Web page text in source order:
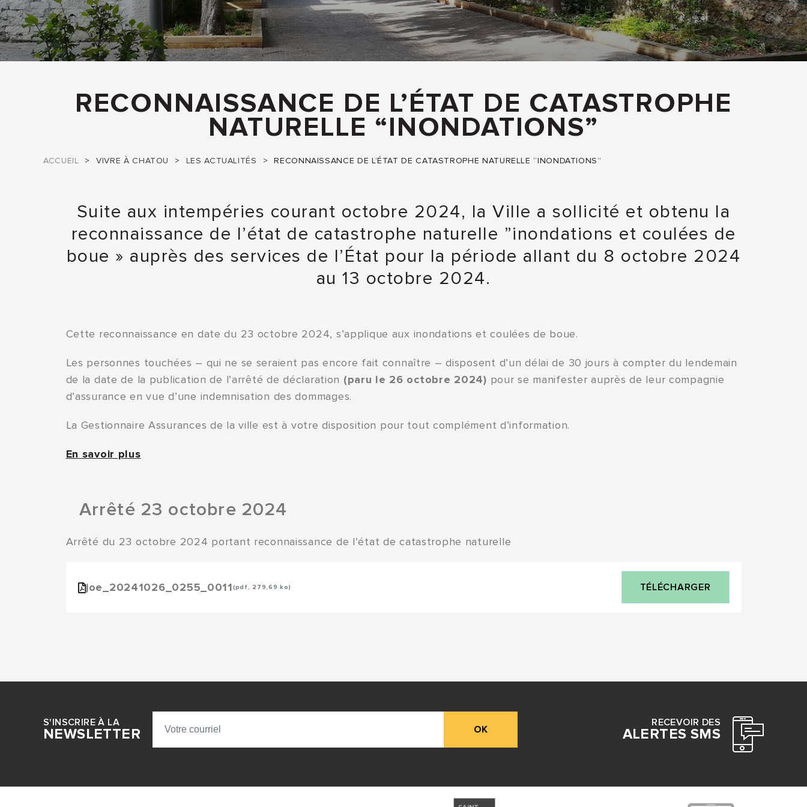
RECONNAISSANCE DE L’ÉTAT DE CATASTROPHE
NATURELLE “INONDATIONS”
ACCUEIL VIVRE À CHATOU LES ACTUALITÉS RECONNAISSANCE DE L’ÉTAT DE CATASTROPHE NATURELLE “INONDATIONS”
Suite aux intempéries courant octobre 2024, la Ville a sollicité et obtenu la
reconnaissance de l’état de catastrophe naturelle ”inondations et coulées de
boue » auprès des services de l’État pour la période allant du 8 octobre 2024
au 13 octobre 2024.
Cette reconnaissance en date du 23 octobre 2024, s’applique aux inondations et coulées de boue.
Les personnes touchées – qui ne se seraient pas encore fait connaître – disposent d’un délai de 30 jours à compter du lendemain
de la date de la publication de l’arrêté de déclaration (paru le 26 octobre 2024) pour se manifester auprès de leur compagnie
d’assurance en vue d’une indemnisation des dommages.
La Gestionnaire Assurances de la ville est à votre disposition pour tout complément d’information.
En savoir plus
Arrêté 23 octobre 2024
Arrêté du 23 octobre 2024 portant reconnaissance de l’état de catastrophe naturelle
joe_20241026_0255_0011(pdf, 279,69 ko) TÉLÉCHARGER
S'INSCRIRE À LA
NEWSLETTER OK
RECEVOIR DES
ALERTES SMS